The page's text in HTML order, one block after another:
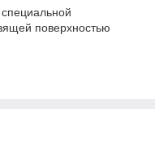
поверхностью